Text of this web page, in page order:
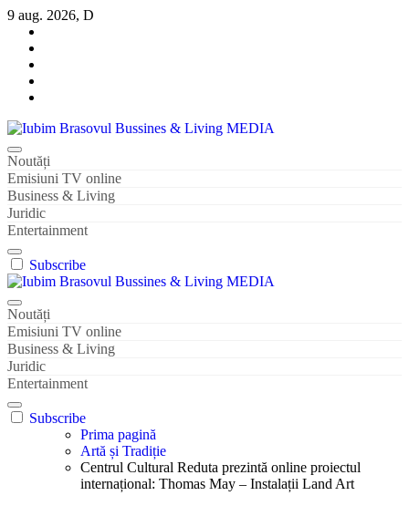
Sari
conținut
9 aug. 2026, D
Iubim Brasovul Bussines & Living MEDIA
Din pasiune și dragoste pentru Brașoveni
Noutăți
Emisiuni TV online
Business & Living
Juridic
Entertainment
Subscribe
Iubim Brasovul Bussines & Living MEDIA
Din pasiune și dragoste pentru Brașoveni
Noutăți
Emisiuni TV online
Business & Living
Juridic
Entertainment
Subscribe
Prima pagină
Artă și Tradiție
Centrul Cultural Reduta prezintă online proiectul
internațional: Thomas May – Instalații Land Art